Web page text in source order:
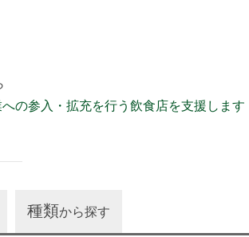
の参入・拡充を行う飲食店を支援します
種類から探す